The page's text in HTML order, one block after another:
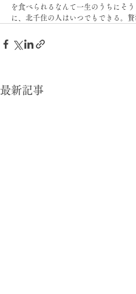
を食べられるなんて一生のうちにそ
に、北千住の人はいつでもできる。贅
最新記事